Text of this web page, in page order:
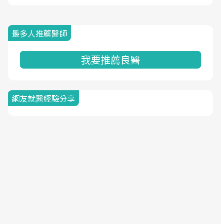
最多人推薦醫師
我要推薦良醫
網友就醫經驗分享